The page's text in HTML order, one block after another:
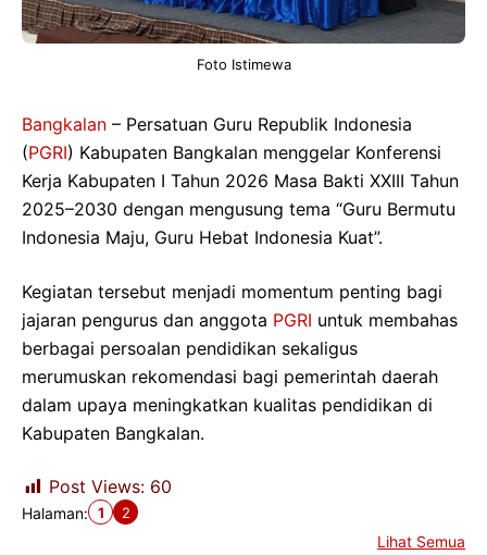
Foto Istimewa
Bangkalan – Persatuan Guru Republik Indonesia
(PGRI) Kabupaten Bangkalan menggelar Konferensi
Kerja Kabupaten I Tahun 2026 Masa Bakti XXIII Tahun
2025–2030 dengan mengusung tema “Guru Bermutu
Indonesia Maju, Guru Hebat Indonesia Kuat”.
Kegiatan tersebut menjadi momentum penting bagi
jajaran pengurus dan anggota PGRI untuk membahas
berbagai persoalan pendidikan sekaligus
merumuskan rekomendasi bagi pemerintah daerah
dalam upaya meningkatkan kualitas pendidikan di
Kabupaten Bangkalan.
Post Views: 60
Halaman: 1 2
Lihat Semua